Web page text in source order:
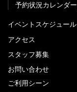
予約状況カレンダー
イベントスケジュール
アクセス
スタッフ募集
お問い合わせ
ご利用シーン